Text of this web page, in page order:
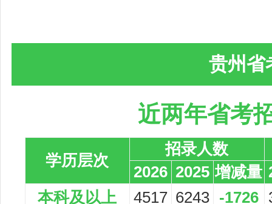
贵州省
近两年省考
学历层次
招录人数
2026 2025 增减量
本科及以上
4517 6243 -1726